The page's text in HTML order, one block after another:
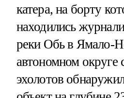
катера, на борту
находились
реки Обь в Ямало-
автономном
эхолотов